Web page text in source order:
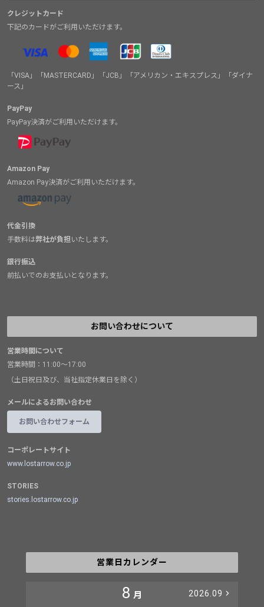
クレジットカード
下記のカードがご利用いただけます。
「VISA」「MASTERCARD」「JCB」「アメリカン・エキスプレス」「ダイナ
ース」
PayPay
PayPay決済がご利用いただけます。
Amazon Pay
Amazon Pay決済がご利用いただけます。
代金引換
手数料は弊社が負担いたします。
銀行振込
前払いでのお支払いとなります。
お問い合わせについて
営業時間について
営業時間：11:00～17:00
（土日祝日及び、当社指定休業日を除く）
メールによるお問い合わせ
お問い合わせフォーム
コーポレートサイト
www.lostarrow.co.jp
STORIES
stories.lostarrow.co.jp
営業日カレンダー
8 月 2026.09